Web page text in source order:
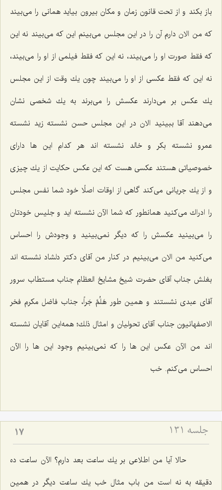
باز بكند و از تحت قانون زمان و مكان بیرون بیاید همانى را مى‌بیند
كه من الان دارم آن را در این مجلس مى‌بینم این كه مى‌بیند نه این
كه فقط صورت او را مى‌بیند، نه این كه فقط فیلمى از او را مى‌بیند،
نه این كه فقط عكسى از او را مى‌بیند چون یك وقت از این مجلس
یك عكس بر مى‌دارند عكسش را مى‌برند به یك شخصى نشان
مى‌دهند آقا ببینید الان در این مجلس حسن نشسته زید نشسته
عمرو نشسته بكر و خالد نشسته اند هر كدام این ها داراى
خصوصیاتى هستند عكسى هست كه این عكس حكایت از یك چیزى
و از یك جریانى مى‌كند گاهى از اوقات اصلًا خود شما نفس مجلس
را ادراك مى‌كنید همانطور كه شما الآن نشسته اید و جلیس خودتان
را مى‌بینید عكسش را كه دیگر نمى‌بینید و وجودش را احساس
مى‌كنید من الان مى‌بینیم در كنار من آقاى دكتر دلشاد نشسته اند
بغلش جناب آقاى حضرت شیخ مشایخ العظام جناب مستطاب سرور
آقاى عبدى نشستند و همین طور هَلُمَّ جَراً، جناب فاضل مكرم فخر
الاصفهانیون جناب آقاى تحولیان و امثال ذلك؛ همه‌این آقایان نشسته
اند من الآن عكس این ها را كه نمى‌بینیم وجود این ها را الآن
احساس مى‌كنم. خب‌
جلسه ۱۳۱ 17
حالا آیا من اطلاعى بر یك ساعت بعد دارم؟ الآن ساعت ده
دقیقه به نه است من باب مثال خب یك ساعت دیگر در همین